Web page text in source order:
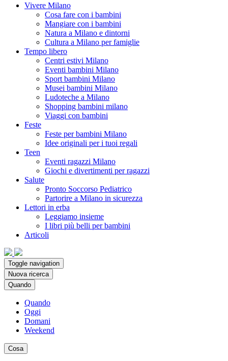
Vivere Milano
Cosa fare con i bambini
Mangiare con i bambini
Natura a Milano e dintorni
Cultura a Milano per famiglie
Tempo libero
Centri estivi Milano
Eventi bambini Milano
Sport bambini Milano
Musei bambini Milano
Ludoteche a Milano
Shopping bambini milano
Viaggi con bambini
Feste
Feste per bambini Milano
Idee originali per i tuoi regali
Teen
Eventi ragazzi Milano
Giochi e divertimenti per ragazzi
Salute
Pronto Soccorso Pediatrico
Partorire a Milano in sicurezza
Lettori in erba
Leggiamo insieme
I libri più belli per bambini
Articoli
Toggle navigation
Nuova ricerca
Quando
Quando
Oggi
Domani
Weekend
Cosa